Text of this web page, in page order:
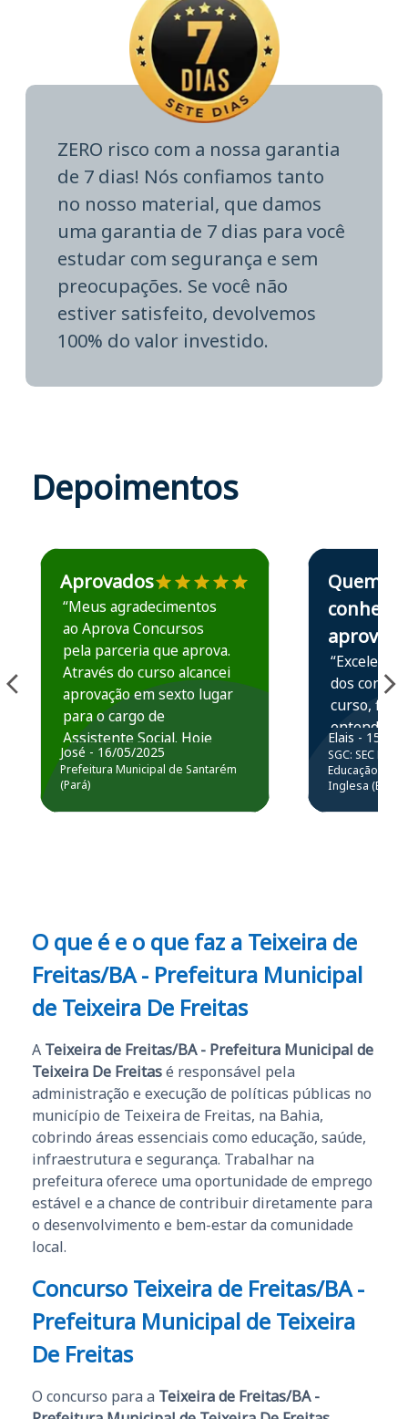
ZERO risco com a nossa garantia
de 7 dias! Nós confiamos tanto
no nosso material, que damos
uma garantia de 7 dias para você
estudar com segurança e sem
preocupações. Se você não
estiver satisfeito, devolvemos
100% do valor investido.
Depoimentos
Estudante José recomenda o Aprova Concursos em
Aprovados
“Meus agradecimentos
ao Aprova Concursos
pela parceria que aprova.
Através do curso alcancei
aprovação em sexto lugar
para o cargo de
Assistente Social. Hoje
estou atuando na
Prefeitura de Santarém.
José - 16/05/2025
Prefeitura Municipal de Santarém
(Pará)
Estudante Elais
Quem
conhece,
aprova
“Excelente
dos
curso,
entender e
prática
resolução
questões.”
Elais - 15/07/
SGC: SEC BA
Educação
Inglesa (Edital
O que é e o que faz a Teixeira de
Freitas/BA - Prefeitura Municipal
de Teixeira De Freitas
A Teixeira de Freitas/BA - Prefeitura Municipal de
Teixeira De Freitasé responsável pela
administração e execução de políticas públicas no
município de Teixeira de Freitas, na Bahia,
cobrindo áreas essenciais como educação, saúde,
infraestrutura e segurança. Trabalhar na
prefeitura oferece uma oportunidade de emprego
estável e a chance de contribuir diretamente para
o desenvolvimento e bem-estar da comunidade
local.
Concurso Teixeira de Freitas/BA -
Prefeitura Municipal de Teixeira
De Freitas
O concurso para a Teixeira de Freitas/BA -